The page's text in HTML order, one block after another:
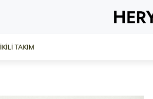
İKİLİ TAKIM